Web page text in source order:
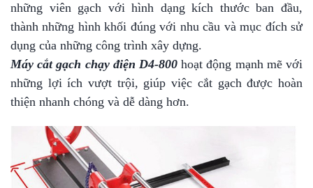
những viên gạch với hình dạng kích thước ban đầu,
thành những hình khối đúng với nhu cầu và mục đích sử
dụng của những công trình xây dựng.
Máy cắt gạch chạy điện D4-800 hoạt động mạnh mẽ với
những lợi ích vượt trội, giúp việc cắt gạch được hoàn
thiện nhanh chóng và dễ dàng hơn.